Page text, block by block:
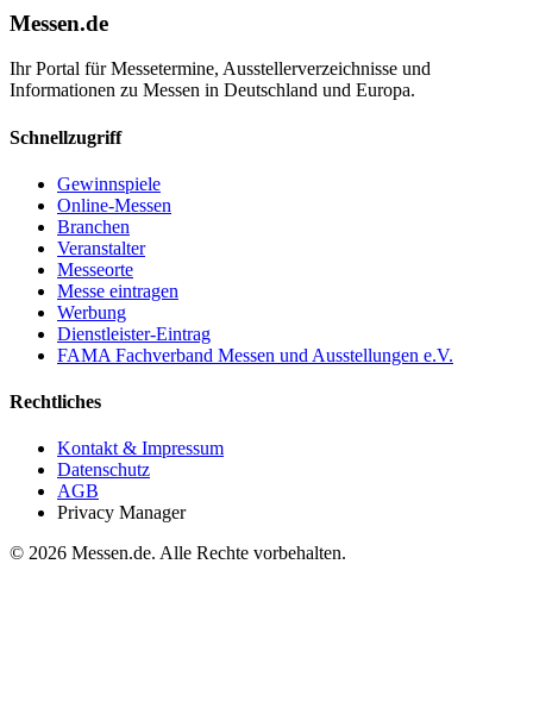
Messen.de
Ihr Portal für Messetermine, Ausstellerverzeichnisse und
Informationen zu Messen in Deutschland und Europa.
Schnellzugriff
Gewinnspiele
Online-Messen
Branchen
Veranstalter
Messeorte
Messe eintragen
Werbung
Dienstleister-Eintrag
FAMA Fachverband Messen und Ausstellungen e.V.
Rechtliches
Kontakt & Impressum
Datenschutz
AGB
Privacy Manager
© 2026 Messen.de. Alle Rechte vorbehalten.